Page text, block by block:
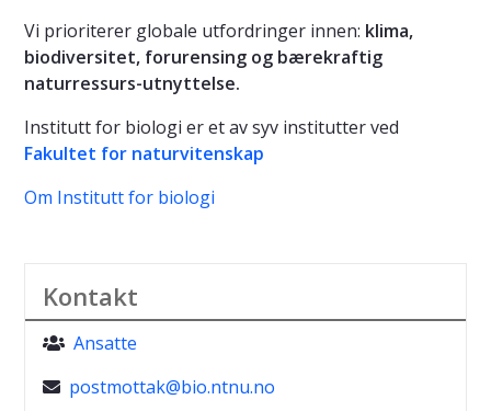
Vi prioriterer globale utfordringer innen: klima,
biodiversitet, forurensing og bærekraftig
naturressurs-utnyttelse.
Institutt for biologi er et av syv institutter ved
Fakultet for naturvitenskap
Om Institutt for biologi
Kontakt
Ansatte
postmottak@bio.ntnu.no